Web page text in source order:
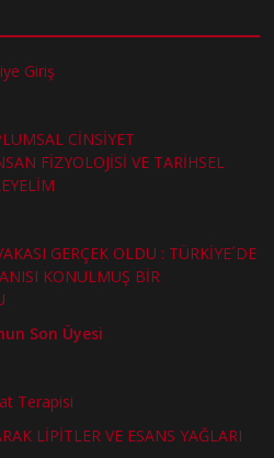
Giriş
CİNSİYET
FİZYOLOJİSİ VE TARİHSEL
GERÇEK OLDU : TÜRKİYE´DE
KONULMUŞ BİR
Son Üyesi
Terapisi
LİPİTLER VE ESANS YAĞLARI